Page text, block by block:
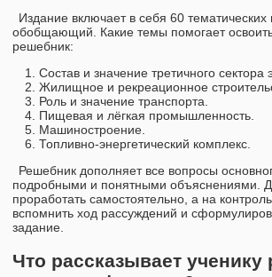
Издание включает в себя 60
обобщающий. Какие темы помогает освоить
решебник:
Состав и значение третичного сектора
Жилищное и рекреационное
Роль и значение транспорта.
Пищевая и лёгкая промышленность.
Машиностроение.
Топливно-энергетический комплекс.
Решебник дополняет все вопросы
подробными и понятными объяснениями.
проработать самостоятельно, а на
вспомнить ход рассуждений и
задание.
Что рассказывает